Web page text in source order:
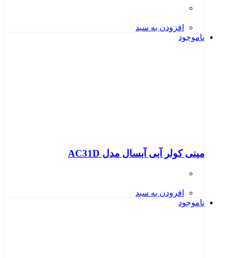
افزودن به سبد
ناموجود
مینی کولر آبی آبسال مدل AC31D
افزودن به سبد
ناموجود